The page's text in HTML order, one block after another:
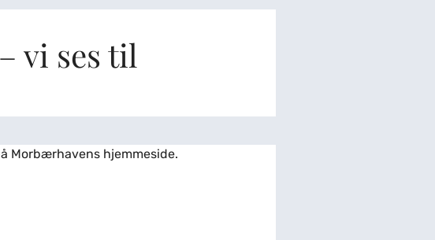
vi ses til
Morbærhavens hjemmeside.